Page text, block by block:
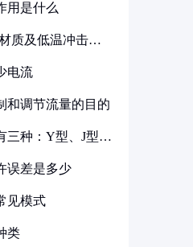
用是什么
质及低温冲击要
电流
和调节流量的目的
三种：Y型、J型、
误差是多少
见模式
类